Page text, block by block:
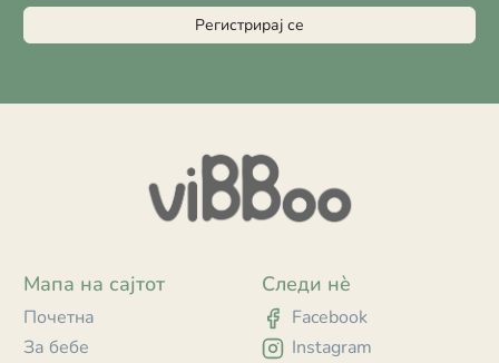
Регистрирај се
Мапа на сајтот
Почетна
За бебе
Следи нè
Facebook
Instagram